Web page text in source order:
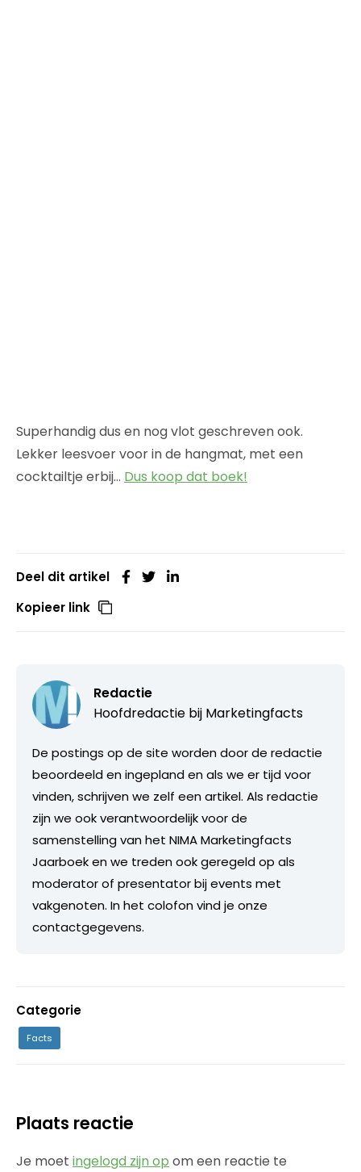
Superhandig dus en nog vlot geschreven ook.
Lekker leesvoer voor in de hangmat, met een
cocktailtje erbij… Dus koop dat boek!
Deel dit artikel
Kopieer link
Redactie
Hoofdredactie bij Marketingfacts
De postings op de site worden door de redactie
beoordeeld en ingepland en als we er tijd voor
vinden, schrijven we zelf een artikel. Als redactie
zijn we ook verantwoordelijk voor de
samenstelling van het NIMA Marketingfacts
Jaarboek en we treden ook geregeld op als
moderator of presentator bij events met
vakgenoten. In het colofon vind je onze
contactgegevens.
Categorie
Facts
Plaats reactie
Je moet ingelogd zijn op om een reactie te